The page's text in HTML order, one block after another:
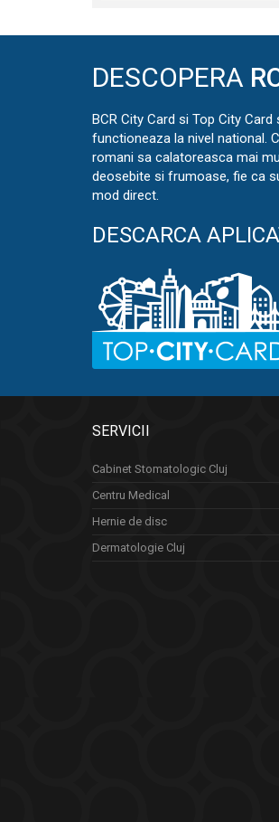
DESCOPERA
BCR City Card si Top City
functioneaza la nivel national.
romani sa calatoreasca mai
deosebite si frumoase, fie ca
mod direct.
DESCARCA
SERVICII
Cabinet Stomatologic Cluj
Centru Medical
Hernie de disc
Dermatologie Cluj